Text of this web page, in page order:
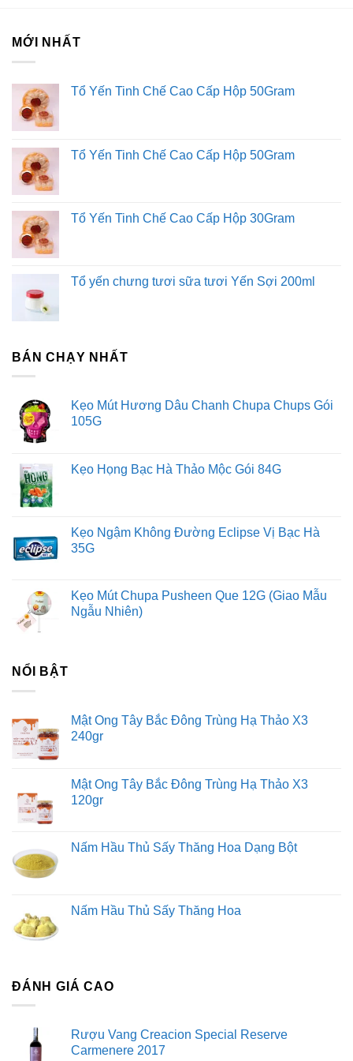
sử dụng rộng rãi.
Đông trùng hạ thảo (Cordyceps sinensis) là một loại nấm
ký sinh trên ấu trùng của một số loài bướm. Vào mùa đông,
nấm ký sinh và hút chất dinh dưỡng từ ấu trùng, khiến ấu
trùng chết dần. Đến mùa hè, nấm phát triển thành dạng cây
Thành phần dinh dưỡng:
quý giá, bao gồm:
MỚI NHẤT
Tổ Yến Tinh Chế Cao Cấp Hộp 50Gram
Tổ Yến Tinh Chế Cao Cấp Hộp 50Gram
Tổ Yến Tinh Chế Cao Cấp Hộp 30Gram
Tổ yến chưng tươi sữa tươi Yến Sợi 200ml
BÁN CHẠY NHẤT
Kẹo Mút Hương Dâu Chanh Chupa Chups Gói
105G
Kẹo Họng Bạc Hà Thảo Mộc Gói 84G
Kẹo Ngậm Không Đường Eclipse Vị Bạc Hà
35G
Kẹo Mút Chupa Pusheen Que 12G (Giao Mẫu
Ngẫu Nhiên)
NỔI BẬT
Mật Ong Tây Bắc Đông Trùng Hạ Thảo X3
240gr
Mật Ong Tây Bắc Đông Trùng Hạ Thảo X3
120gr
Nấm Hầu Thủ Sấy Thăng Hoa Dạng Bột
Nấm Hầu Thủ Sấy Thăng Hoa
ĐÁNH GIÁ CAO
Rượu Vang Creacion Special Reserve
Carmenere 2017